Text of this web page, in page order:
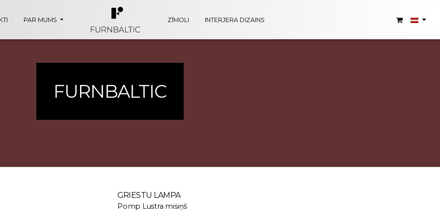
PAR MUMS ZĪMOLI INTERJERA DIZAINS
FURNBALTIC
GRIESTU LAMPA
Pomp Lustra misiņš